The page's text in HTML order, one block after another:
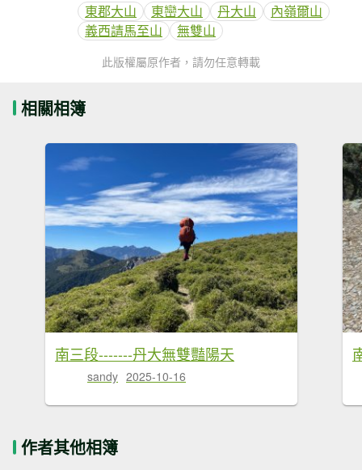
東郡大山
東巒大山 丹大山
內嶺爾山
義西請馬至山
無雙山
此版權屬原作者，請勿任意轉載
相關相簿
南三段-------丹大無雙豔陽天
sandy 2025-10-16
作者其他相簿